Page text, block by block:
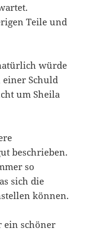
Teile und
würde
Schuld
um Sheila
beschrieben.
so
sich die
können.
ein schöner